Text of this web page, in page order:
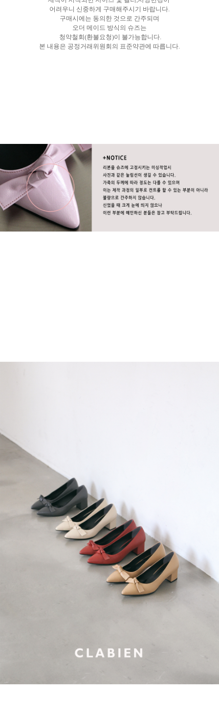
어려우니 신중하게 구매해주시기 바랍니다.
구매시에는 동의한 것으로 간주되며
오더 메이드 방식의 슈즈는
청약철회(환불요청)이 불가능합니다.
본 내용은 공정거래위원회의 표준약관에 따릅니다.